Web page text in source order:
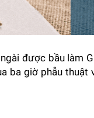
được bầu làm
ba giờ phẫu thuật